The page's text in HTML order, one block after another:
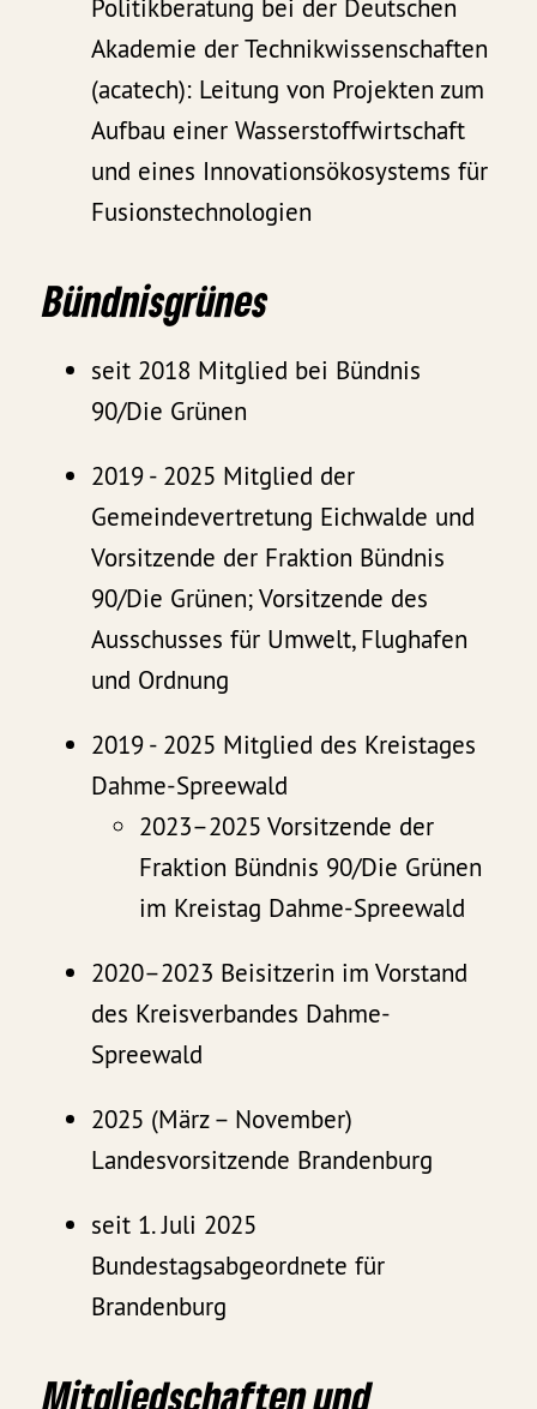
Politikberatung bei der Deutschen
Akademie der Technikwissenschaften
(acatech): Leitung von Projekten zum
Aufbau einer Wasserstoffwirtschaft
und eines Innovationsökosystems für
Fusionstechnologien
Bündnisgrünes
seit 2018 Mitglied bei Bündnis
90/Die Grünen
2019 - 2025 Mitglied der
Gemeindevertretung Eichwalde und
Vorsitzende der Fraktion Bündnis
90/Die Grünen; Vorsitzende des
Ausschusses für Umwelt, Flughafen
und Ordnung
2019 - 2025 Mitglied des Kreistages
Dahme-Spreewald
2023–2025 Vorsitzende der
Fraktion Bündnis 90/Die Grünen
im Kreistag Dahme-Spreewald
2020–2023 Beisitzerin im Vorstand
des Kreisverbandes Dahme-
Spreewald
2025 (März – November)
Landesvorsitzende Brandenburg
seit 1. Juli 2025
Bundestagsabgeordnete für
Brandenburg
Mitgliedschaften und